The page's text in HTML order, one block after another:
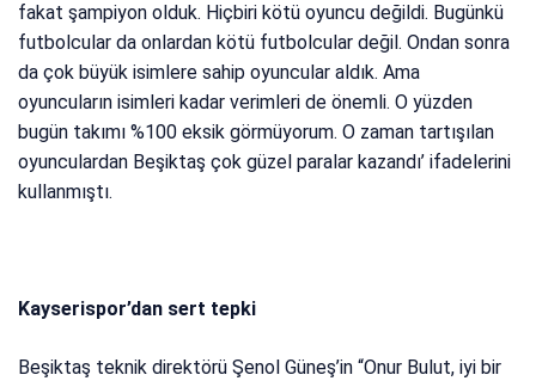
fakat şampiyon olduk. Hiçbiri kötü oyuncu değildi. Bugünkü
futbolcular da onlardan kötü futbolcular değil. Ondan sonra
da çok büyük isimlere sahip oyuncular aldık. Ama
oyuncuların isimleri kadar verimleri de önemli. O yüzden
bugün takımı %100 eksik görmüyorum. O zaman tartışılan
oyunculardan Beşiktaş çok güzel paralar kazandı’ ifadelerini
kullanmıştı.
Kayserispor’dan sert tepki
Beşiktaş teknik direktörü Şenol Güneş’in “Onur Bulut, iyi bir